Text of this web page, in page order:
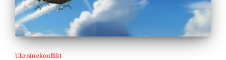
Ukrainekonflikt